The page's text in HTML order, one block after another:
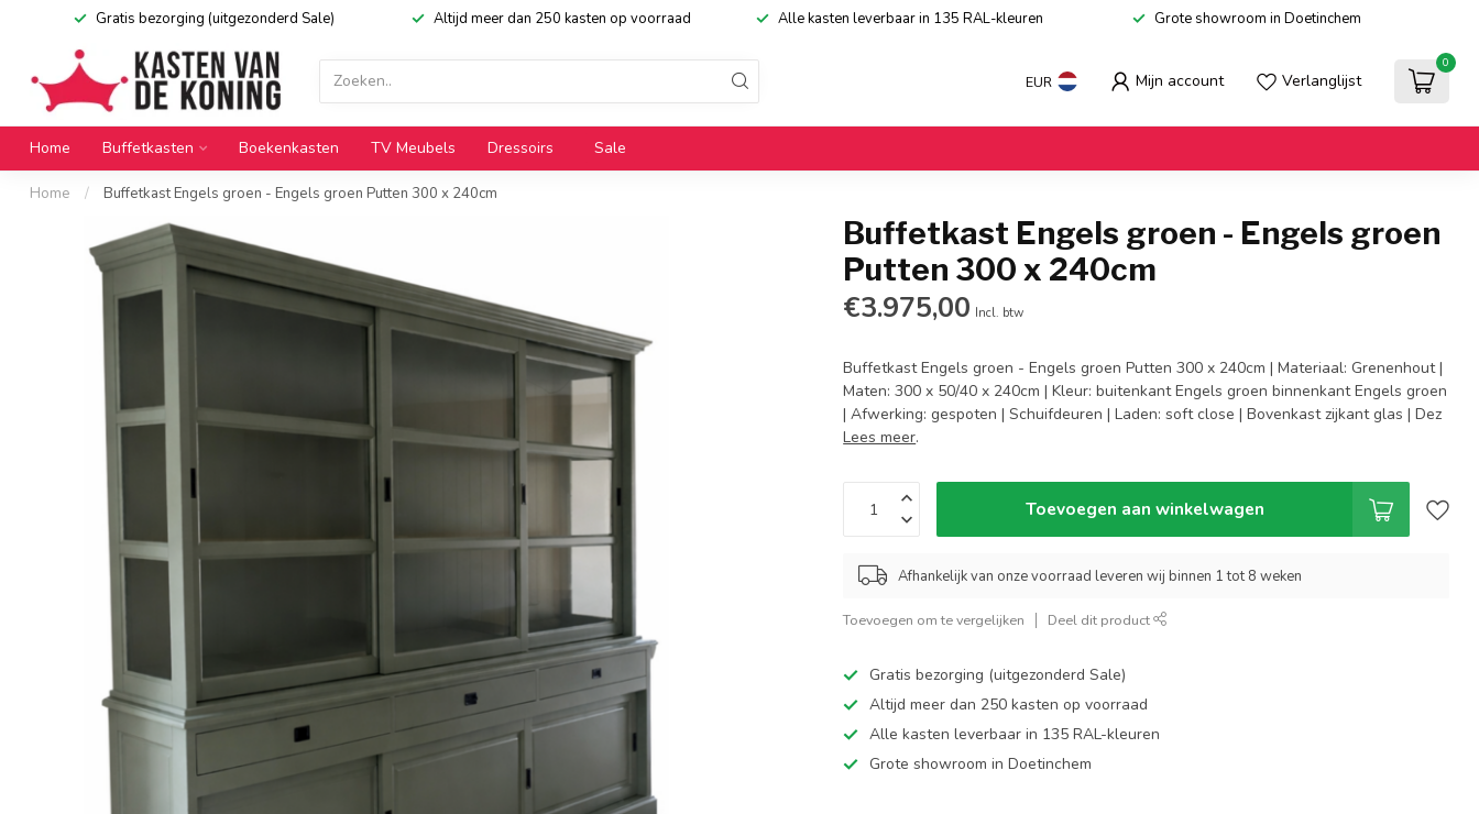
Gratis bezorging (uitgezonderd Sale) Altijd meer dan 250 kasten op voorraad Alle kasten leverbaar in 135 RAL-kleuren Grote showroom in Doetinchem
EUR Mijn account Verlanglijst
0
Home Buffetkasten Boekenkasten TV Meubels Dressoirs Sale
Home / Buffetkast Engels groen - Engels groen Putten 300 x 240cm
Buffetkast Engels groen - Engels groen
Putten 300 x 240cm
€3.975,00 Incl. btw
Buffetkast Engels groen - Engels groen Putten 300 x 240cm | Materiaal: Grenenhout |
Maten: 300 x 50/40 x 240cm | Kleur: buitenkant Engels groen binnenkant Engels groen
| Afwerking: gespoten | Schuifdeuren | Laden: soft close | Bovenkast zijkant glas | Dez
Lees meer.
Toevoegen aan winkelwagen
Afhankelijk van onze voorraad leveren wij binnen 1 tot 8 weken
Toevoegen om te vergelijken Deel dit product
Gratis bezorging (uitgezonderd Sale)
Altijd meer dan 250 kasten op voorraad
Alle kasten leverbaar in 135 RAL-kleuren
Grote showroom in Doetinchem